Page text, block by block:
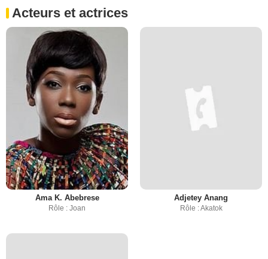
Acteurs et actrices
Ama K. Abebrese
Rôle : Joan
Adjetey Anang
Rôle : Akatok